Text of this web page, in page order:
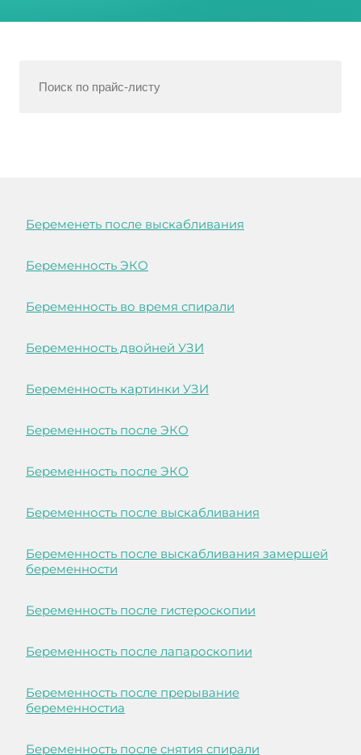
Беременеть после выскабливания
Беременность ЭКО
Беременность во время спирали
Беременность двойней УЗИ
Беременность картинки УЗИ
Беременность после ЭКО
Беременность после ЭКО
Беременность после выскабливания
Беременность после выскабливания замершей
беременности
Беременность после гистероскопии
Беременность после лапароскопии
Беременность после прерывание
беременностиа
Беременность после снятия спирали